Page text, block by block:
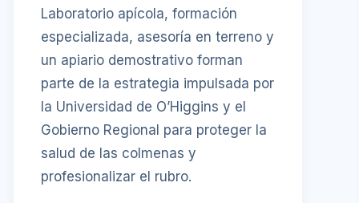
Laboratorio apícola, formación
especializada, asesoría en terreno y
un apiario demostrativo forman
parte de la estrategia impulsada por
la Universidad de O’Higgins y el
Gobierno Regional para proteger la
salud de las colmenas y
profesionalizar el rubro.